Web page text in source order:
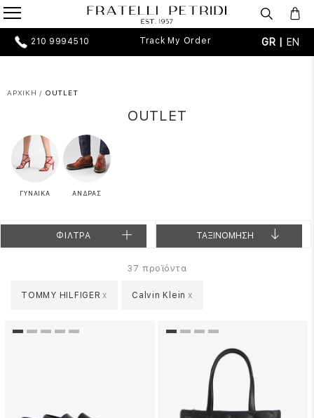
210 9994510 Track My Order GR | EN
ΑΡΧΙΚΗ / OUTLET
OUTLET
ΓΥΝΑΙΚΑ ΑΝΔΡΑΣ
ΦΙΛΤΡΑ ΤΑΞΙΝΟΜΗΣΗ
37 προϊόντα
TOMMY HILFIGER x Calvin Klein x